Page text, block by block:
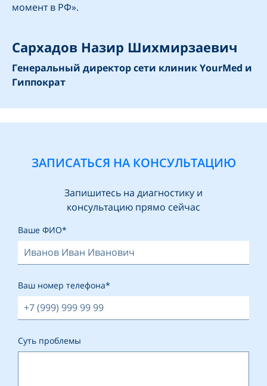
момент в РФ».
Сархадов Назир Шихмирзаевич
Генеральный директор сети клиник YourMed и
Гиппократ
ЗАПИСАТЬСЯ НА КОНСУЛЬТАЦИЮ
Запишитесь на диагностику и
консультацию прямо сейчас
Ваше ФИО*
Ваш номер телефона*
Суть проблемы